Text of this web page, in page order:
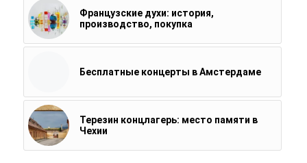
Французские духи: история,
производство, покупка
Бесплатные концерты в Амстердаме
Терезин концлагерь: место памяти в
Чехии